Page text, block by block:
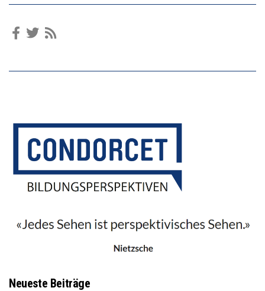
Neueste Beiträge